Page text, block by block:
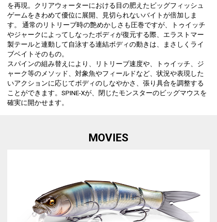
を再現。クリアウォーターにおける目の肥えたビッグフィッシュ
ゲームをきわめて優位に展開、見切られないバイトが倍加しま
す。 通常のリトリーブ時の艶めかしさも圧巻ですが、トゥイッチ
やジャークによってしなったボディが復元する際、エラストマー
製テールと連動して自泳する連結ボディの動きは、まさしくライ
ブベイトそのもの。
スパインの組み替えにより、リトリーブ速度や、トゥイッチ、ジ
ャーク等のメソッド、対象魚やフィールドなど、状況や表現した
いアクションに応じてボディのしなやかさ、張り具合を調整する
ことができます。SPINE-Xが、閉じたモンスターのビッグマウスを
確実に開かせます。
MOVIES